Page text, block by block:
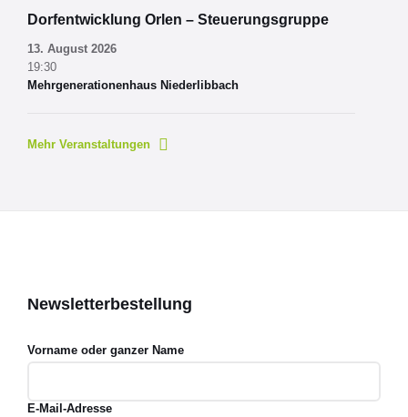
Dorfentwicklung Orlen – Steuerungsgruppe
13. August 2026
19:30
Mehrgenerationenhaus Niederlibbach
Mehr Veranstaltungen
Newsletterbestellung
Vorname oder ganzer Name
E-Mail-Adresse